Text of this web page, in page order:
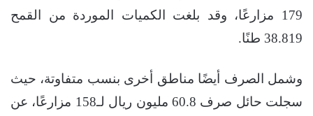
179 مزارعًا، وقد بلغت الكميات الموردة من القمح
38.819 طنًا.
وشمل الصرف أيضًا مناطق أخرى بنسب متفاوتة، حيث
سجلت حائل صرف 60.8 مليون ريال لـ158 مزارعًا، عن